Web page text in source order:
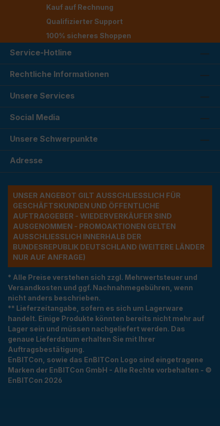
Kauf auf Rechnung
Qualifizierter Support
100% sicheres Shoppen
Service-Hotline
Rechtliche Informationen
Unsere Services
Social Media
Unsere Schwerpunkte
Adresse
UNSER ANGEBOT GILT AUSSCHLIESSLICH FÜR G
ESCHÄFTSKUNDEN UND ÖFFENTLICHE A
UFTRAGGEBER - WIEDERVERKÄUFER SIND A
USGENOMMEN - PROMOAKTIONEN GELTEN A
USSCHLIESSLICH INNERHALB DER BU
NDESREPUBLIK DEUTSCHLAND (WEITERE LÄNDER NU
R AUF ANFRAGE)
* Alle Preise verstehen sich zzgl. Mehrwertsteuer und
Versandkosten und ggf. Nachnahmegebühren, wenn
nicht anders beschrieben.
** Lieferzeitangabe, sofern es sich um Lagerware
handelt. Einige Produkte könnten bereits nicht mehr auf
Lager sein und müssen nachgeliefert werden. Das
genaue Lieferdatum erhalten Sie mit Ihrer
Auftragsbestätigung.
EnBITCon, sowie das EnBITCon Logo sind eingetragene
Marken der EnBITCon GmbH - Alle Rechte vorbehalten - ©
EnBITCon 2026